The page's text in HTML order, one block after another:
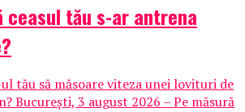
ceasul tău s-ar antrena
tău să măsoare viteza unei lovituri de
București, 3 august 2026 – Pe măsură